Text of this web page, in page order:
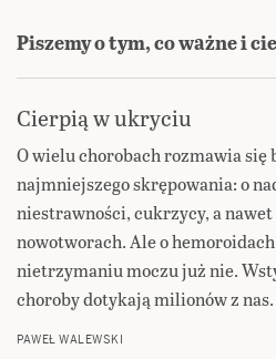
Piszemy o tym, co ważne i
Cierpią w ukryciu
O wielu chorobach rozmawia się
najmniejszego skrępowania: o
niestrawności, cukrzycy, a nawet
nowotworach. Ale o
nietrzymaniu moczu już nie.
choroby dotykają milionów z nas.
PAWEŁ WALEWSKI